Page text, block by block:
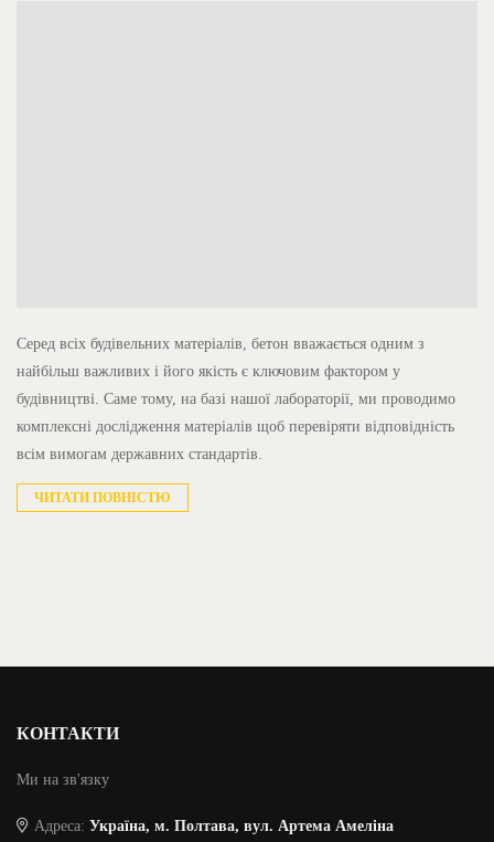
Серед всіх будівельних матеріалів, бетон вважається одним з
найбільш важливих і його якість є ключовим фактором у
будівництві. Саме тому, на базі нашої лабораторії, ми проводимо
комплексні дослідження матеріалів щоб перевіряти відповідність
всім вимогам державних стандартів.
ЧИТАТИ ПОВНІСТЮ
КОНТАКТИ
Ми на зв'язку
Адреса: Україна, м. Полтава, вул. Артема Амеліна